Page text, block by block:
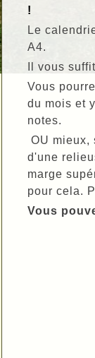
!
Le
A4.
Il vous
Vous
du mois et
notes.
OU mieux,
d'une
marge
pour cela.
Vous